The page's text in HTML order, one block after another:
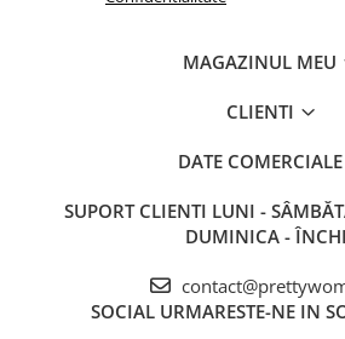
MAGAZINUL MEU
CLIENTI
DATE COMERCIALE
SUPORT CLIENTI LUNI -
DUMINICA -
SOCIAL URMARESTE-NE IN